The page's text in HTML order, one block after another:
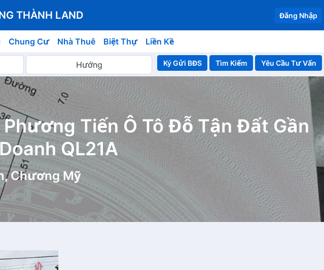
THÀNH LAND Đăng Nhập
Chung Cư Nhà Thuê Biệt Thự Liền Kề
Ký Gửi BĐS Yêu Cầu Tư Vấn
Tiến Ô Tô Đỗ Tận Đất Gần
QL21A
Chương Mỹ